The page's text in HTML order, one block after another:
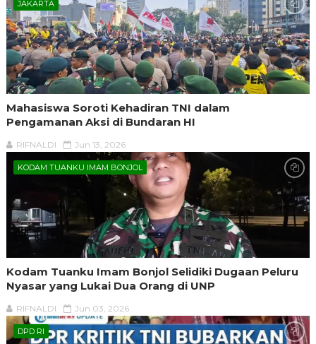
JAKARTA
Mahasiswa Soroti Kehadiran TNI dalam
Pengamanan Aksi di Bundaran HI
RIFNALDI Jun 13, 2026
KODAM TUANKU IMAM BONJOL
Kodam Tuanku Imam Bonjol Selidiki Dugaan Peluru
Nyasar yang Lukai Dua Orang di UNP
RIFNALDI Jun 03, 2026
DPD RI